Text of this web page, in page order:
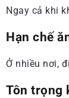
Ngay cả khi
Hạn chế
Ở nhiều nơi,
Tôn trọng